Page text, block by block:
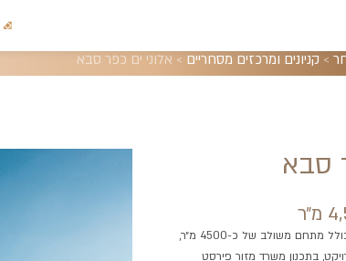
> קניונים ומרכזים מסחריים > אלוני ים כפר סבא
סבא
פרויקט אלוני ים בכפר סבא כולל מתחם משולב של כ-4500 מ״ר,
בתכנון משרד מזור פירסט